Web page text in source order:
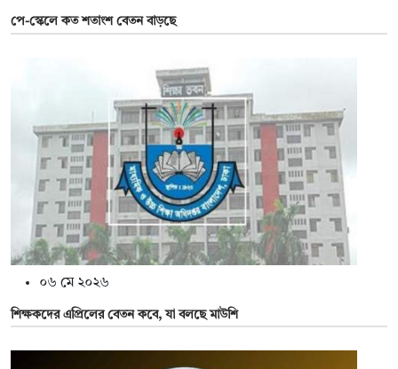
পে-স্কেলে কত শতাংশ বেতন বাড়ছে
০৬ মে ২০২৬
শিক্ষকদের এপ্রিলের বেতন কবে, যা বলছে মাউশি